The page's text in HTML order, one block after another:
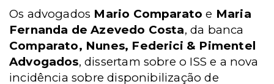
Os advogados Mario Comparatoe Maria
Fernanda de Azevedo Costa, da banca
Comparato, Nunes, Federici & Pimentel
Advogados, dissertam sobre o ISS e a nova
incidência sobre disponibilização de